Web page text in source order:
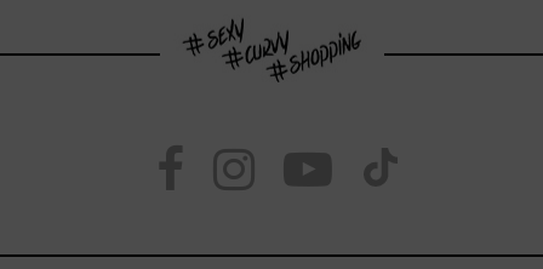
Visit
https://
Visit
https://
Visit
https://
our